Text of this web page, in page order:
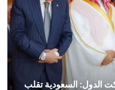
الدول: السعودية تقلب